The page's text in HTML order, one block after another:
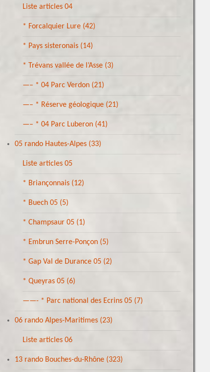
Liste articles 04
* Forcalquier Lure (42)
* Pays sisteronais (14)
* Trévans vallée de l’Asse (3)
—– * 04 Parc Verdon (21)
—– * Réserve géologique (21)
—– * 04 Parc Luberon (41)
05 rando Hautes-Alpes (33)
Liste articles 05
* Briançonnais (12)
* Buech 05 (5)
* Champsaur 05 (1)
* Embrun Serre-Ponçon (5)
* Gap Val de Durance 05 (2)
* Queyras 05 (6)
——- * Parc national des Ecrins 05 (7)
06 rando Alpes-Maritimes (23)
Liste articles 06
13 rando Bouches-du-Rhône (323)